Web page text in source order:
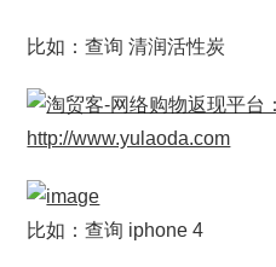
比如：查询 清润活性炭
比如：查询 iphone 4